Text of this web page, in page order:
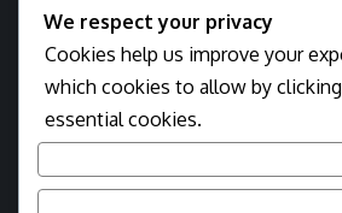
We respect your privacy
Cookies help us improve your
which cookies to allow by clicking
essential cookies.